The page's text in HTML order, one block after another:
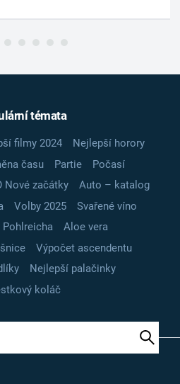
témata
filmy 2024
Nejlepší horory
času Partie
Počasí
Nové začátky
Auto – katalog
Volby 2025
Svařené víno
Pohlreicha
Aloe vera
Výpočet ascendentu
Nejlepší palačinky
koláč